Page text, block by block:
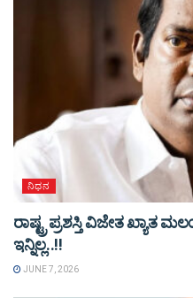
ನಿಧನ
ರಾಷ್ಟ್ರ ಪ್ರಶಸ್ತಿ ವಿಜೇತ
ಇನ್ನಿಲ್ಲ..!!
JUNE 7, 2026